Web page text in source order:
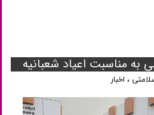
به مناسبت اعیاد شعبانیه
، اخبار